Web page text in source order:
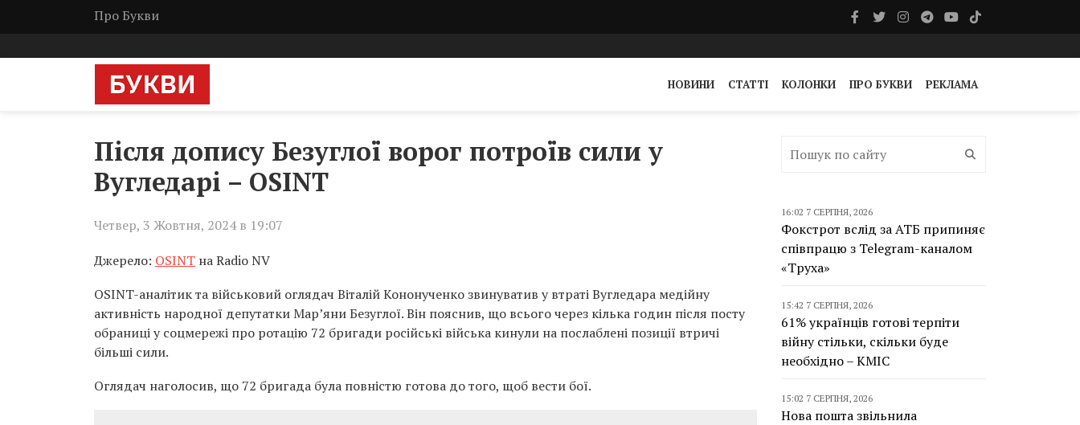
Про Букви
НОВИНИ СТАТТІ КОЛОНКИ ПРО БУКВИ РЕКЛАМА
Після допису Безуглої ворог потроїв сили у
Вугледарі – OSINT
Четвер, 3 Жовтня, 2024 в 19:07
Джерело: OSINT на Radio NV
OSINT-аналітик та військовий оглядач Віталій Кононученко звинуватив у втраті Вугледара медійну
активність народної депутатки Мар’яни Безуглої. Він пояснив, що всього через кілька годин після посту
обраниці у соцмережі про ротацію 72 бригади російські війська кинули на послаблені позиції втричі
більші сили.
Оглядач наголосив, що 72 бригада була повністю готова до того, щоб вести бої.
16:02 7 СЕРПНЯ, 2026
Фокстрот вслід за АТБ припиняє
співпрацю з Telegram-каналом
«Труха»
15:42 7 СЕРПНЯ, 2026
61% українців готові терпіти
війну стільки, скільки буде
необхідно – КМІС
15:02 7 СЕРПНЯ, 2026
Нова пошта звільнила